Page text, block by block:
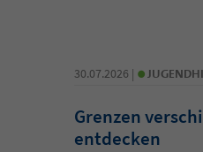
30.07.2026 | •
Grenzen
entdecken